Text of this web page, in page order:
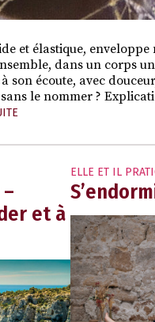
et élastique,
dans un corps
son écoute, avec
le nommer ?
et à
ELLE ET IL